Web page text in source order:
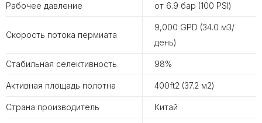
Рабочее давление от 6.9 бар (100 PSI)
Скорость потока пермиата
9,000 GPD (34.0 м3/
день)
Стабильная селективность 98%
Активная площадь полотна 400ft2 (37.2 м2)
Страна производитель Китай